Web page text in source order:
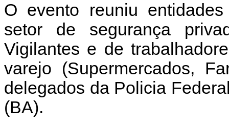
O evento reuniu
setor de segurança
Vigilantes e de
varejo (Supermercados,
delegados da Policia
(BA).